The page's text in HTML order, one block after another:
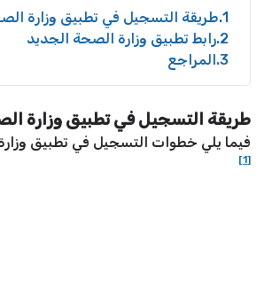
1 طريقة التسجيل في تطبيق وزارة
2 رابط تطبيق وزارة الصحة الجديد
3 المراجع
طريقة التسجيل في تطبيق وزارة
فيما يلي خطوات التسجيل في تطبيق
[1]